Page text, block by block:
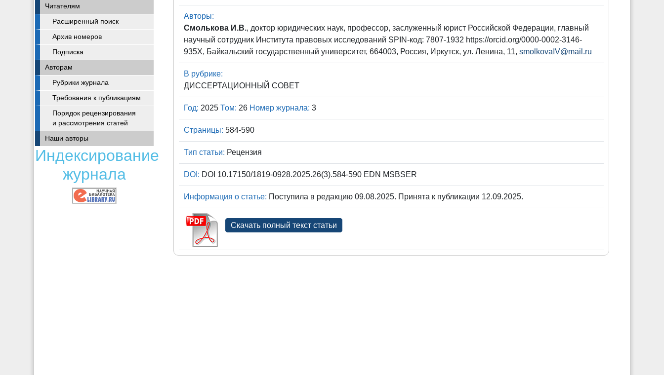
Читателям
Расширенный поиск
Архив номеров
Подписка
Авторам
Рубрики журнала
Требования к публикациям
Порядок рецензирования
и рассмотрения статей
Наши авторы
Индексирование
журнала
Авторы:
Смолькова И.В., доктор юридических наук, профессор, заслуженный юрист Российской Федерации, главный
научный сотрудник Института правовых исследований SPIN-код: 7807-1932 https://orcid.org/0000-0002-3146-
935X, Байкальский государственный университет, 664003, Россия, Иркутск, ул. Ленина, 11,smolkovaIV@mail.ru
В рубрике:
ДИССЕРТАЦИОННЫЙ СОВЕТ
Год: 2025Том: 26 Номер журнала: 3
Страницы: 584-590
Тип статьи: Рецензия
DOI: DOI 10.17150/1819-0928.2025.26(3).584-590 EDN MSBSER
Информация о статье: Поступила в редакцию 09.08.2025. Принята к публикации 12.09.2025.
Скачать полный текст статьи